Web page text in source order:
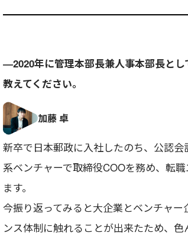
―2020年に管理本部長兼人事本部長とし
教えてください。
新卒で日本郵政に入社したのち、公認
系ベンチャーで取締役COOを務め、転
ます。
今振り返ってみると大企業とベンチャ
ンス体制に触れることが出来たため、色